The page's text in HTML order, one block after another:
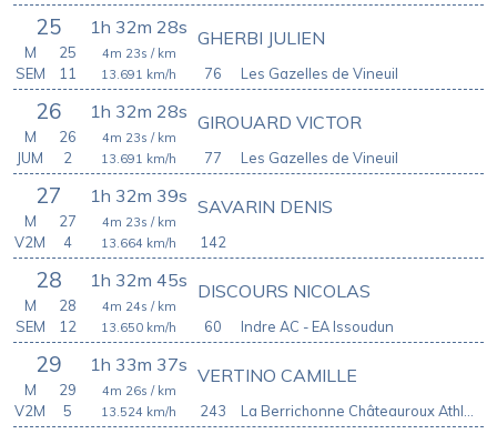
25 1h 32m 28s
76
GHERBI JULIEN
4m 23s / km
13.691 km/h
M
25
SEM
11 Les Gazelles de Vineuil
26 1h 32m 28s
77
GIROUARD VICTOR
4m 23s / km
13.691 km/h
M
26
JUM
2 Les Gazelles de Vineuil
27 1h 32m 39s
142
SAVARIN DENIS
4m 23s / km
13.664 km/h
M
27
V2M
4
28 1h 32m 45s
60
DISCOURS NICOLAS
4m 24s / km
13.650 km/h
M
28
SEM
12 Indre AC - EA Issoudun
29 1h 33m 37s
243
VERTINO CAMILLE
4m 26s / km
13.524 km/h
M
29
V2M
5